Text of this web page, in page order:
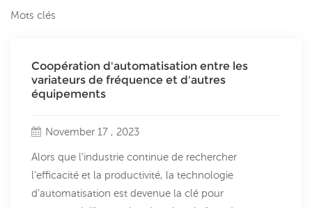
Mots clés
Coopération d'automatisation entre les
variateurs de fréquence et d'autres
équipements
November 17 , 2023
Alors que l’industrie continue de rechercher
l’efficacité et la productivité, la technologie
d’automatisation est devenue la clé pour